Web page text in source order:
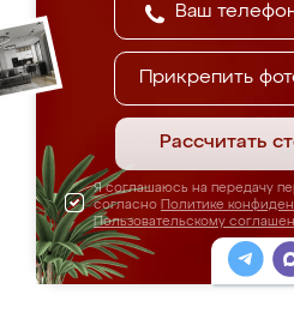
Прикрепить
Рассчитать
Я соглашаюсь на передачу
согласно Политике
Пользовательскому